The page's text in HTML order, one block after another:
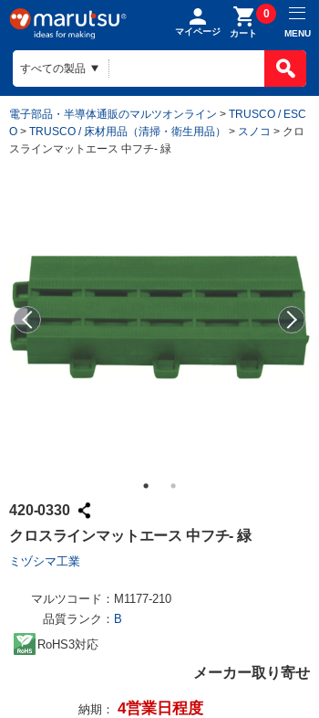
マイページ カート
0
MENU
電子部品・半導体通販のマルツオンライン > TRUSCO / ESC
O > TRUSCO / 床材用品（清掃・衛生用品） > スノコ > クロ
スラインマットエース 中フチ- 緑
420-0330
クロスラインマットエース 中フチ- 緑
ミヅシマ工業
マルツコード： M1177-210
品質ランク： B
RoHS3対応
メーカー取り寄せ
納期： 4営業日程度